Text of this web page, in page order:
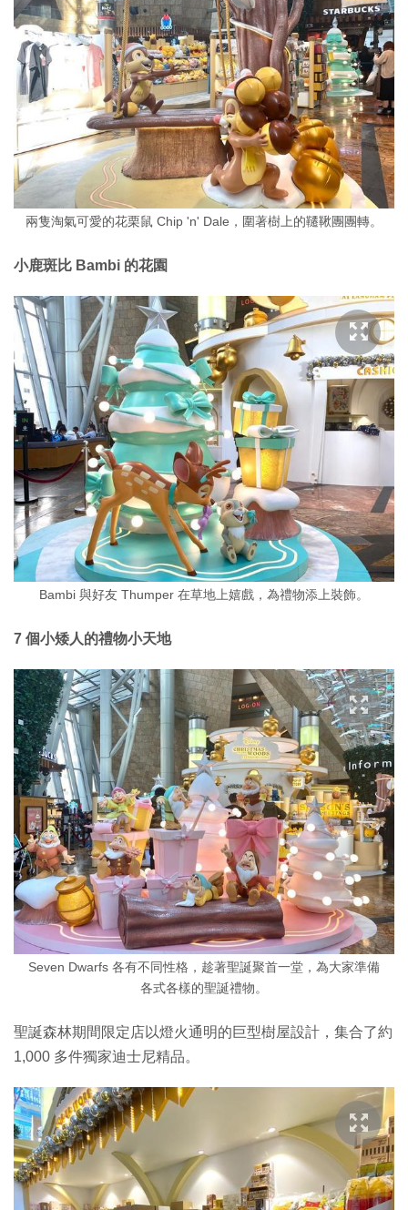
兩隻淘氣可愛的花栗鼠 Chip 'n' Dale，圍著樹上的韆鞦團團轉。
小鹿斑比 Bambi 的花園
Bambi 與好友 Thumper 在草地上嬉戲，為禮物添上裝飾。
7 個小矮人的禮物小天地
Seven Dwarfs 各有不同性格，趁著聖誕聚首一堂，為大家準備
各式各樣的聖誕禮物。
聖誕森林期間限定店以燈火通明的巨型樹屋設計，集合了約
1,000 多件獨家迪士尼精品。